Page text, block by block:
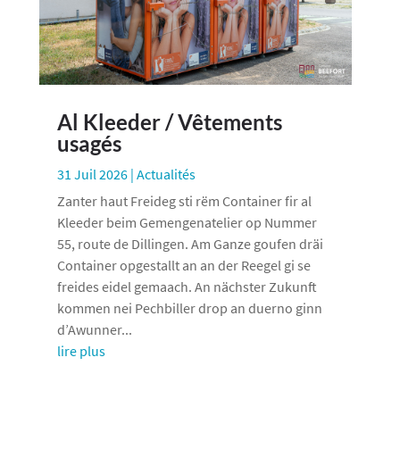
Al Kleeder / Vêtements
usagés
31 Juil 2026| Actualités
Zanter haut Freideg sti rëm Container fir al
Kleeder beim Gemengenatelier op Nummer
55, route de Dillingen. Am Ganze goufen dräi
Container opgestallt an an der Reegel gi se
freides eidel gemaach. An nächster Zukunft
kommen nei Pechbiller drop an duerno ginn
d’Awunner...
lire plus